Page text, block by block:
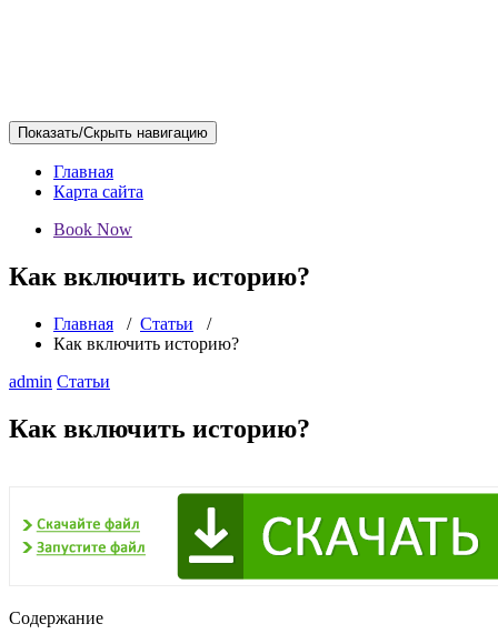
Показать/Скрыть навигацию
Главная
Карта сайта
Book Now
Как включить историю?
Главная / Статьи /
Как включить историю?
admin Статьи
Как включить историю?
Содержание